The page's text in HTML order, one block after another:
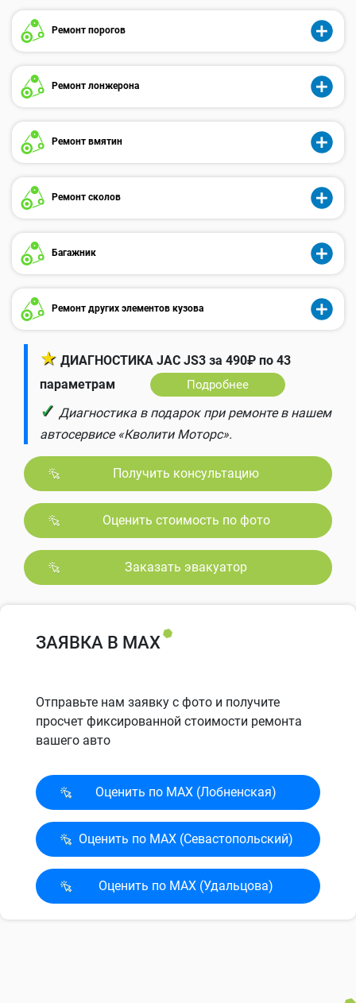
Ремонт порогов
Ремонт лонжерона
Ремонт вмятин
Ремонт сколов
Багажник
Ремонт других элементов кузова
★ ДИАГНОСТИКА JAC JS3 за 490₽ по 43
параметрам
Подробнее
✓ Диагностика в подарок при ремонте в нашем
автосервисе «Кволити Моторс».
Получить консультацию
Оценить стоимость по фото
Заказать эвакуатор
ЗАЯВКА В MAX
Отправьте нам заявку с фото и получите
просчет фиксированной стоимости ремонта
вашего авто
Оценить по MAX (Лобненская)
Оценить по MAX (Севасто­польский)
Оценить по MAX (Удальцова)